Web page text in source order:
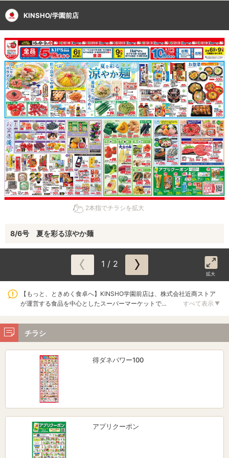
KINSHO/学園前店
2本指でチラシを拡大
8/6号 夏を彩る涼やか麺
1 / 2
拡大
【もっと、ときめく食卓へ】KINSHO学園前店は、株式会社近商ストア
が運営する食品を中心としたスーパーマーケットで…
すべて表示 ▼
チラシ
得ダネパワー100
アプリクーポン